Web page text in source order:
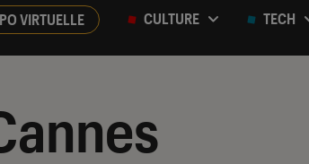
VIRTUELLE CULTURE TECH